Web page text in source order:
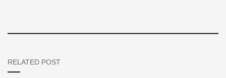
RELATED POST